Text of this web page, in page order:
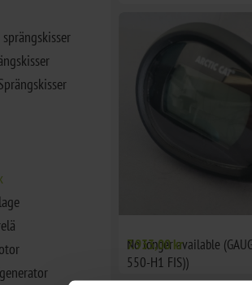
No longer available
550-H1 FIS))
7.933,00 kr